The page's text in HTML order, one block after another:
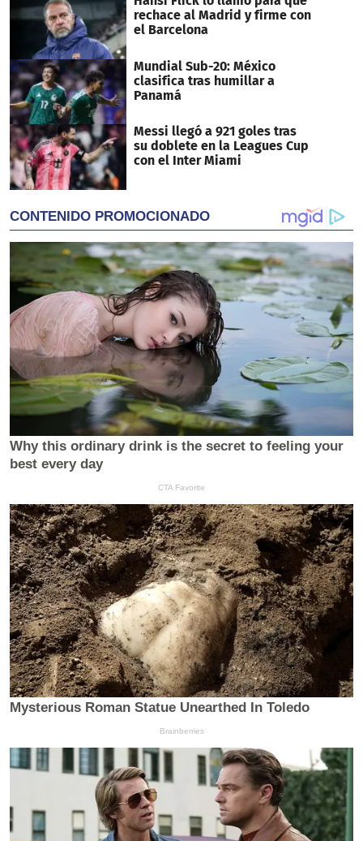
rechace al Madrid y firme con
el Barcelona
Mundial Sub-20: México
clasifica tras humillar a
Panamá
Messi llegó a 921 goles tras
su doblete en la Leagues Cup
con el Inter Miami